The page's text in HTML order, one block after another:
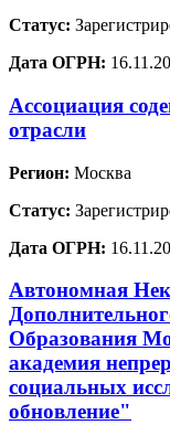
Статус:
Дата ОГРН:
Ассоциация
отрасли
Регион: Москва
Статус:
Дата ОГРН:
Автономная
Образования
академия
социальных
обновление"